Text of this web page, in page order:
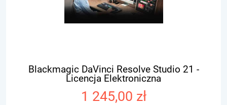
Blackmagic DaVinci Resolve Studio 21 -
Licencja Elektroniczna
1 245,00 zł